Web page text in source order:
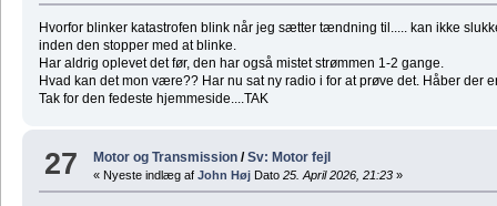
Hvorfor blinker katastrofen blink når jeg sætter tændning til..... kan ikke
inden den stopper med at blinke.
Har aldrig oplevet det før, den har også mistet strømmen 1-2 gange.
Hvad kan det mon være?? Har nu sat ny radio i for at prøve det. Håber der
Tak for den fedeste hjemmeside....TAK
27 Motor og Transmission /Sv: Motor fejl
« Nyeste indlæg afJohn Høj Dato 25. April 2026, 21:23 »